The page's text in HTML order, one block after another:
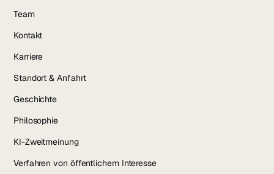
Team
Kontakt
Karriere
Standort & Anfahrt
Geschichte
Philosophie
KI-Zweitmeinung
Verfahren von öffentlichem Interesse